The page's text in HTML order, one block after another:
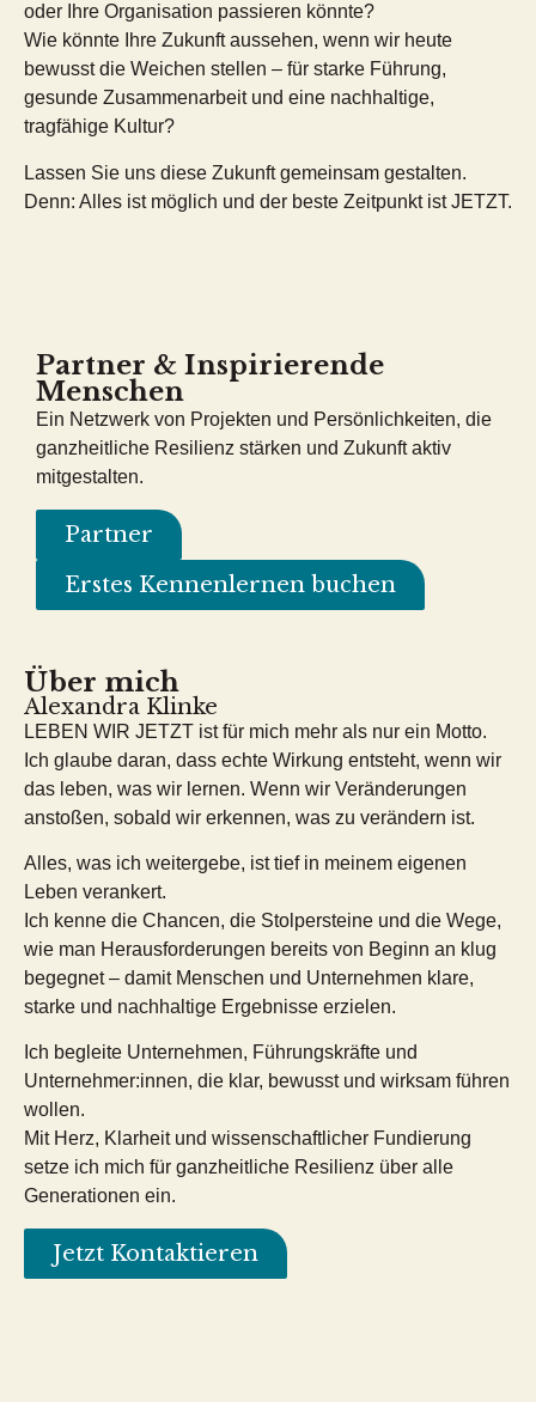
oder Ihre Organisation passieren könnte?
Wie könnte Ihre Zukunft aussehen, wenn wir heute
bewusst die Weichen stellen – für starke Führung,
gesunde Zusammenarbeit und eine nachhaltige,
tragfähige Kultur?
Lassen Sie uns diese Zukunft gemeinsam gestalten.
Denn: Alles ist möglich und der beste Zeitpunkt ist JETZT.
Partner & Inspirierende
Menschen
Ein Netzwerk von Projekten und Persönlichkeiten, die
ganzheitliche Resilienz stärken und Zukunft aktiv
mitgestalten.
Partner
Erstes Kennenlernen buchen
Über mich
Alexandra Klinke
LEBEN WIR JETZT ist für mich mehr als nur ein Motto.
Ich glaube daran, dass echte Wirkung entsteht, wenn wir
das leben, was wir lernen. Wenn wir Veränderungen
anstoßen, sobald wir erkennen, was zu verändern ist.
Alles, was ich weitergebe, ist tief in meinem eigenen
Leben verankert.
Ich kenne die Chancen, die Stolpersteine und die Wege,
wie man Herausforderungen bereits von Beginn an klug
begegnet – damit Menschen und Unternehmen klare,
starke und nachhaltige Ergebnisse erzielen.
Ich begleite Unternehmen, Führungskräfte und
Unternehmer:innen, die klar, bewusst und wirksam führen
wollen.
Mit Herz, Klarheit und wissenschaftlicher Fundierung
setze ich mich für ganzheitliche Resilienz über alle
Generationen ein.
Jetzt Kontaktieren